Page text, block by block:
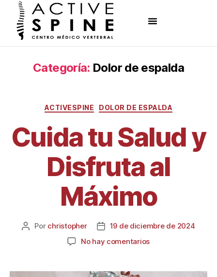
Categoría: Dolor de espalda
ACTIVESPINE DOLOR DE ESPALDA
Cuida tu Salud y
Disfruta al
Máximo
Por christopher
19 de diciembre de 2024
No hay comentarios